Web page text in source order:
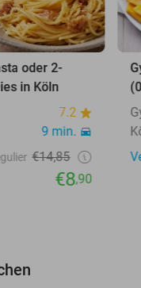
oder 2-
in Köln
7.2
9 min.
€14,85
€8,90